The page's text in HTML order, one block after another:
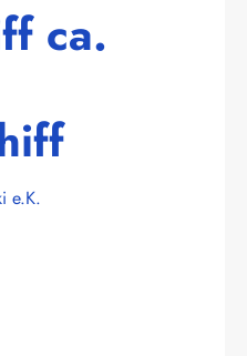
ca.
e.K.